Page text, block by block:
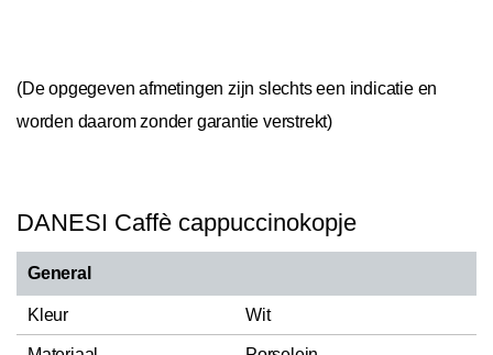
(De opgegeven afmetingen zijn slechts een indicatie en
worden daarom zonder garantie verstrekt)
DANESI Caffè cappuccinokopje
General
Kleur Wit